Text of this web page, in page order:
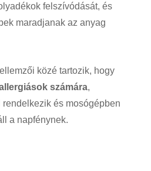
felszívódását, és
maradjanak az anyag
közé tartozik, hogy
számára,
és mosógépben
a napfénynek.